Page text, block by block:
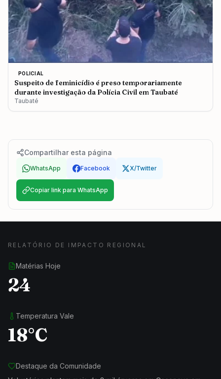
POLICIAL
Suspeito de feminicídio é preso temporariamente
durante investigação da Polícia Civil em Taubaté
Taubaté
Compartilhar esta página
WhatsApp Facebook X/Twitter
Copiar link para WhatsApp
RELATÓRIO DE IMPACTO REGIONAL
Matérias Hoje
24
Temperatura Vale
18°C
Destaque da Comunidade